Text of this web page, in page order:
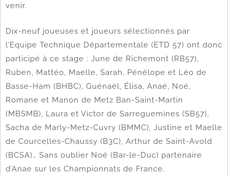
venir.
Dix-neuf joueuses et joueurs sélectionnés par
l’Equipe Technique Départementale (ETD 57) ont donc
participé à ce stage : June de Richemont (RB57),
Ruben, Mattéo, Maelle, Sarah, Pénélope et Léo de
Basse-Ham (BHBC), Guénaël, Élisa, Anaé, Noé,
Romane et Manon de Metz Ban-Saint-Martin
(MBSMB), Laura et Victor de Sarreguemines (SB57),
Sacha de Marly-Metz-Cuvry (BMMC), Justine et Maelle
de Courcelles-Chaussy (B3C), Arthur de Saint-Avold
(BCSA)… Sans oublier Noé (Bar-le-Duc) partenaire
d’Anae sur les Championnats de France.